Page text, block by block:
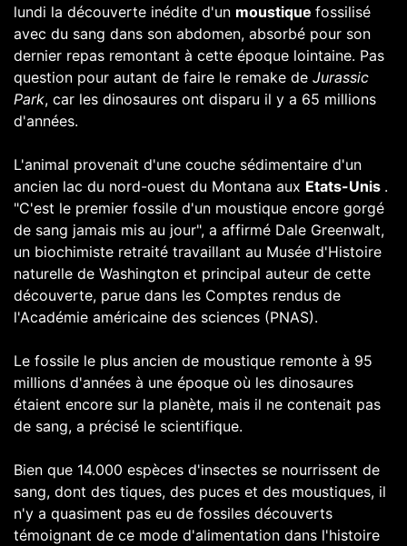
lundi la découverte inédite d'un moustique fossilisé
avec du sang dans son abdomen, absorbé pour son
dernier repas remontant à cette époque lointaine. Pas
question pour autant de faire le remake de Jurassic
Park, car les dinosaures ont disparu il y a 65 millions
d'années.
L'animal provenait d'une couche sédimentaire d'un
ancien lac du nord-ouest du Montana aux Etats-Unis .
"C'est le premier fossile d'un moustique encore gorgé
de sang jamais mis au jour", a affirmé Dale Greenwalt,
un biochimiste retraité travaillant au Musée d'Histoire
naturelle de Washington et principal auteur de cette
découverte, parue dans les Comptes rendus de
l'Académie américaine des sciences (PNAS).
Le fossile le plus ancien de moustique remonte à 95
millions d'années à une époque où les dinosaures
étaient encore sur la planète, mais il ne contenait pas
de sang, a précisé le scientifique.
Bien que 14.000 espèces d'insectes se nourrissent de
sang, dont des tiques, des puces et des moustiques, il
n'y a quasiment pas eu de fossiles découverts
témoignant de ce mode d'alimentation dans l'histoire